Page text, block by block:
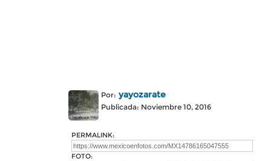
Por: yayozarate
Publicada: Noviembre 10, 2016
PERMALINK:
FOTO: